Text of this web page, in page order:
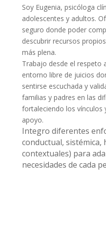
Soy Eugenia, psicóloga
adolescentes y adultos.
seguro donde poder
descubrir recursos
más plena.
Trabajo desde el respeto
entorno libre de juicios
sentirse escuchada y
familias y padres en las
fortaleciendo los vínculos
apoyo.
Integro diferentes
conductual,
contextuales) para
necesidades de cada